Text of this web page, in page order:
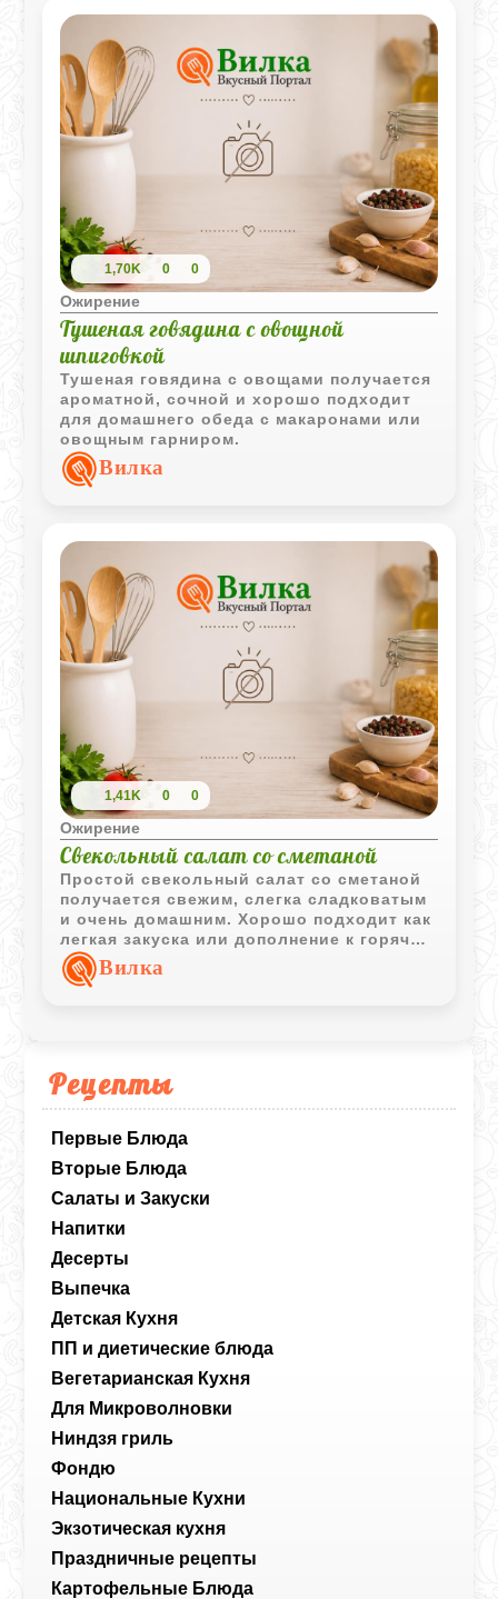
Рецепты
Первые Блюда
Вторые Блюда
Салаты и Закуски
Напитки
Десерты
Выпечка
Детская Кухня
ПП и диетические блюда
Вегетарианская Кухня
Для Микроволновки
Ниндзя гриль
Фондю
Национальные Кухни
Экзотическая кухня
Праздничные рецепты
Картофельные Блюда
1,70K 0 0
Ожирение
Тушеная говядина с овощной
шпиговкой
Тушеная говядина с овощами получается
ароматной, сочной и хорошо подходит
для домашнего обеда с макаронами или
овощным гарниром.
Вилка
1,41K 0 0
Ожирение
Свекольный салат со сметаной
Простой свекольный салат со сметаной
получается свежим, слегка сладковатым
и очень домашним. Хорошо подходит как
легкая закуска или дополнение к горячим
блюдам.Вилка